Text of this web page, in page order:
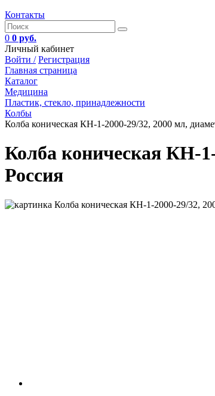
Контакты
0 0 руб.
Личный кабинет
Войти / Регистрация
Главная страница
Каталог
Медицина
Пластик, стекло, принадлежности
Колбы
Колба коническая КН-1-2000-29/32, 2000 мл,
Колба коническая КН-
Россия